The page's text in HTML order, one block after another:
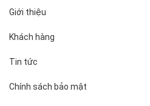
VỀ BIZFLY CLOUD